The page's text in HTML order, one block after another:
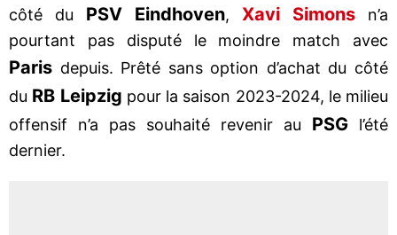
côté du PSV Eindhoven, Xavi Simons n’a
pourtant pas disputé le moindre match avec
Paris depuis. Prêté sans option d’achat du côté
du RB Leipzig pour la saison 2023-2024, le milieu
offensif n’a pas souhaité revenir au PSG
l’été
dernier.